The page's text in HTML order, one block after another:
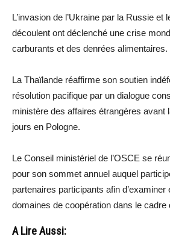
L’invasion de l’Ukraine par la Russie et
découlent ont déclenché une crise
carburants et des denrées alimentaires.
La Thaïlande réaffirme son soutien
résolution pacifique par un dialogue
ministère des affaires étrangères avant
jours en Pologne.
Le Conseil ministériel de l’OSCE se
pour son sommet annuel auquel
partenaires participants afin d’examiner
domaines de coopération dans le cadre
A Lire Aussi: